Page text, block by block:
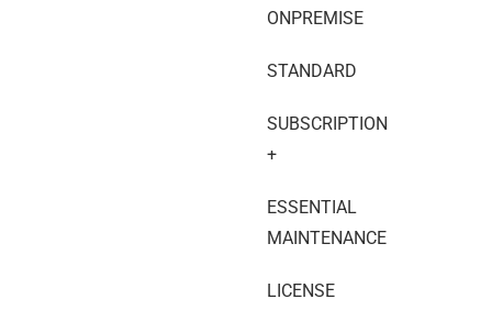
ONPREMISE
STANDARD
SUBSCRIPTION
+
ESSENTIAL
MAINTENANCE
LICENSE